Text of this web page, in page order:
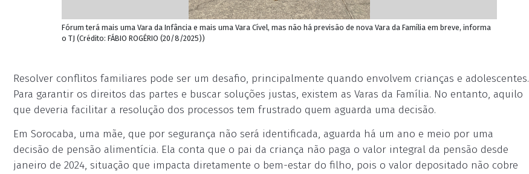
Fórum terá mais uma Vara da Infância e mais uma Vara Cível, mas não há previsão de nova Vara da Família em breve, informa
o TJ (Crédito: FÁBIO ROGÉRIO (20/8/2025))
Resolver conflitos familiares pode ser um desafio, principalmente quando envolvem crianças e adolescentes.
Para garantir os direitos das partes e buscar soluções justas, existem as Varas da Família. No entanto, aquilo
que deveria facilitar a resolução dos processos tem frustrado quem aguarda uma decisão.
Em Sorocaba, uma mãe, que por segurança não será identificada, aguarda há um ano e meio por uma
decisão de pensão alimentícia. Ela conta que o pai da criança não paga o valor integral da pensão desde
janeiro de 2024, situação que impacta diretamente o bem-estar do filho, pois o valor depositado não cobre